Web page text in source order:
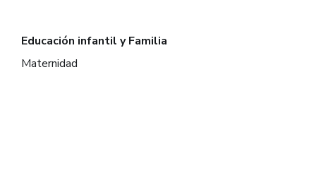
Educación infantil y Familia
Maternidad